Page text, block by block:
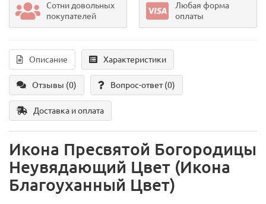
Сотни довольных
покупателей
Любая форма
оплаты
Описание Характеристики
Отзывы (0) Вопрос-ответ(0)
Доставка и оплата
Икона Пресвятой Богородицы
Неувядающий Цвет (Икона
Благоуханный Цвет)